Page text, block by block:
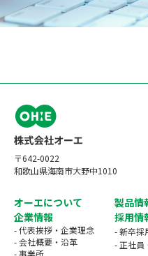
〒642-0022
和歌山県海南市大野中1010
オーエについて
製品情
企業情報
- 代表挨拶・企業理念
- 会社概要・沿革
採用情
- 新卒採
- 正社員